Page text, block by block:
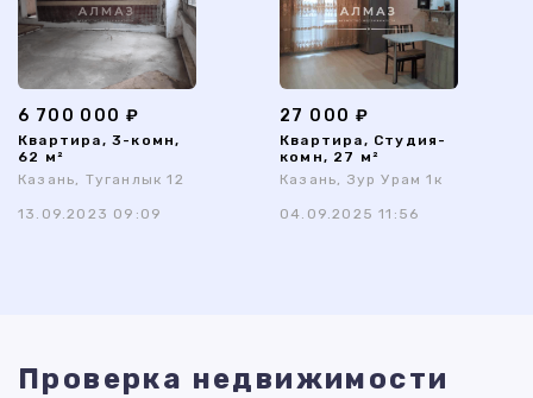
6 700 000 ₽
Квартира, 3-комн,
62 м²
Казань, Туганлык 12
13.09.2023 09:09
27 000 ₽
Квартира, Студия-
комн, 27 м²
Казань, Зур Урам 1к
04.09.2025 11:56
Проверка недвижимости